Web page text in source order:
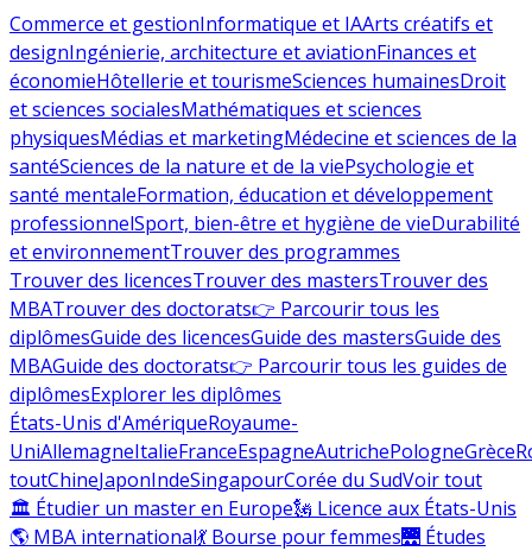
Commerce et gestionInformatique et IAArts créatifs et
designIngénierie, architecture et aviationFinances et
économieHôtellerie et tourismeSciences humainesDroit
et sciences socialesMathématiques et sciences
physiquesMédias et marketingMédecine et sciences de la
santéSciences de la nature et de la viePsychologie et
santé mentaleFormation, éducation et développement
professionnelSport, bien-être et hygiène de vieDurabilité
et environnementTrouver des programmes
Trouver des licencesTrouver des mastersTrouver des
MBATrouver des doctorats👉 Parcourir tous les
diplômesGuide des licencesGuide des mastersGuide des
MBAGuide des doctorats👉 Parcourir tous les guides de
diplômesExplorer les diplômes
États-Unis d'AmériqueRoyaume-
UniAllemagneItalieFranceEspagneAutrichePologneGrèce
toutChineJaponIndeSingapourCorée du SudVoir tout
🏛 Étudier un master en Europe🗽 Licence aux États-Unis
🌎 MBA international💃 Bourse pour femmes🌉 Études